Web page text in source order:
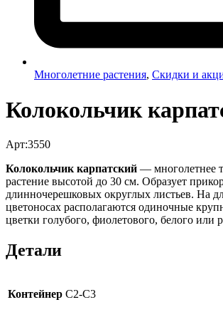
Многолетние растения, Скидки и
Колокольчик
Арт:3550
Колокольчик карпатский — многолетнее
растение высотой до 30 см. Образует
длинночерешковых округлых листьев. На
цветоносах располагаются одиночные
цветки голубого, фиолетового, белого или
Детали
Контейнер C2-C3